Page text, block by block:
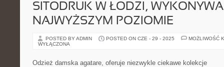
SITODRUK W ŁODZI,
NAJWYŻSZYM POZIOMIE
POSTED BY ADMIN POSTED ON CZE - 29 - 2025
MOŻLIWOŚĆ
WYŁĄCZONA
Odzież damska agatare, oferuje niezwykle ciekawe kolekcje